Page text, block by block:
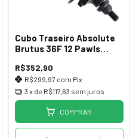
Cubo Traseiro Absolute
Brutus 36F 12 Pawls
R$352,90
R$299,97 com Pix
3 x de R$117,63 sem juros
COMPRAR